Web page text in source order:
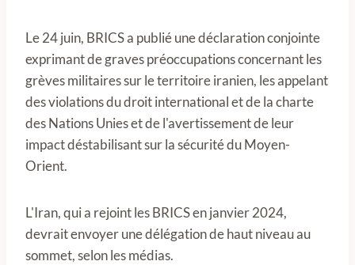
Le 24 juin, BRICS a publié une déclaration conjointe
exprimant de graves préoccupations concernant les
grèves militaires sur le territoire iranien, les appelant
des violations du droit international et de la charte
des Nations Unies et de l'avertissement de leur
impact déstabilisant sur la sécurité du Moyen-
Orient.
L'Iran, qui a rejoint les BRICS en janvier 2024,
devrait envoyer une délégation de haut niveau au
sommet, selon les médias.